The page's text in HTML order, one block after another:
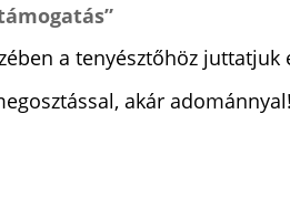
a tenyésztőhöz juttatjuk
akár